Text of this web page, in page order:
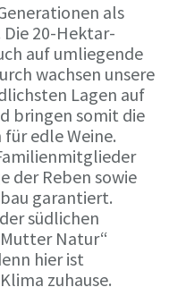
als
20-Hektar-
auf umliegende
wachsen unsere
Lagen auf
bringen somit die
edle Weine.
der Reben sowie
garantiert.
südlichen
Natur“
hier ist
zuhause.